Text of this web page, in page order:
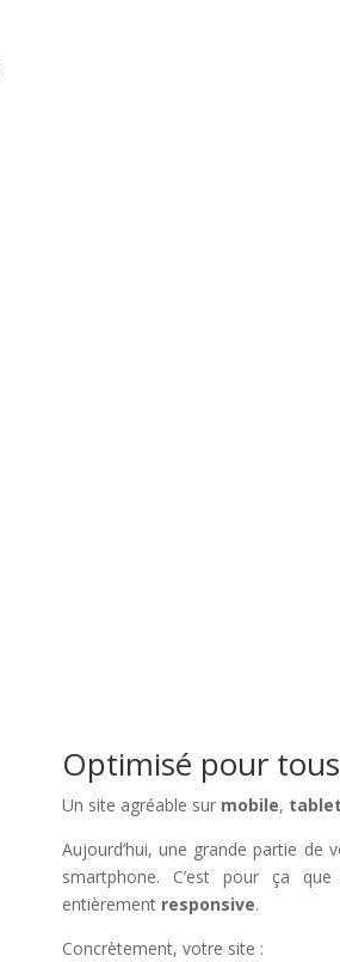
Optimisé pour
Un site agréable sur mobile,
Aujourd’hui, une grande partie de
smartphone. C’est pour ça
entièrement responsive.
Concrètement, votre site :